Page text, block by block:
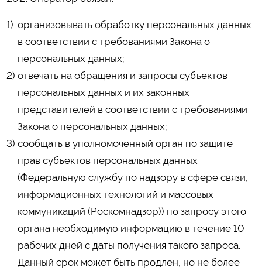
организовывать обработку персональных данных
в соответствии с требованиями Закона о
персональных данных;
отвечать на обращения и запросы субъектов
персональных данных и их законных
представителей в соответствии с требованиями
Закона о персональных данных;
сообщать в уполномоченный орган по защите
прав субъектов персональных данных
(Федеральную службу по надзору в сфере связи,
информационных технологий и массовых
коммуникаций (Роскомнадзор)) по запросу этого
органа необходимую информацию в течение 10
рабочих дней с даты получения такого запроса.
Данный срок может быть продлен, но не более